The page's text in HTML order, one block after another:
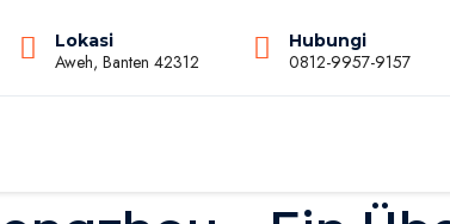
Lokasi
Aweh, Banten 42312
Hubungi
0812-9957-9157